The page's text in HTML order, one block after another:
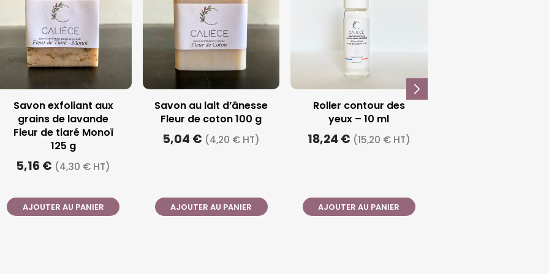
florale de bleuet –
200 ml
€(8,50 € HT)
AU PANIER
Eau florale de rose de
Damas – 200 ml
10,20 €(8,50 € HT)
AJOUTER AU PANIER
Eau florale de menthe
poivrée – 200 ml
10,20 €(8,50 € HT)
AJOUTER AU PANIER